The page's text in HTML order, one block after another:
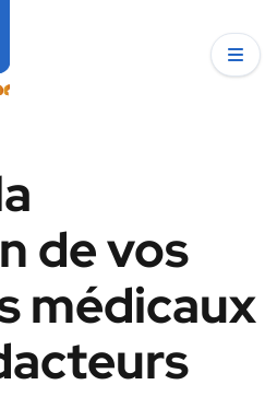
de vos
médicaux